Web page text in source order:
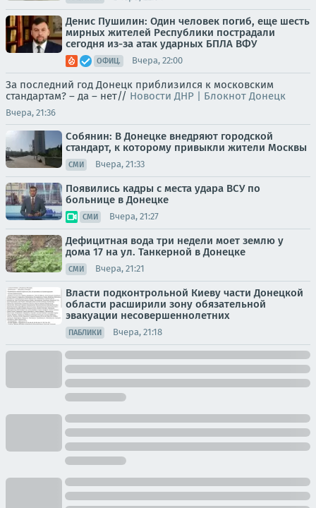
Денис Пушилин: Один человек погиб, еще шесть
мирных жителей Республики пострадали
сегодня из-за атак ударных БПЛА ВФУ
ОФИЦ. Вчера, 22:00
За последний год Донецк приблизился к московским
стандартам? – да – нет// Новости ДНР | Блокнот Донецк
Вчера, 21:36
Собянин: В Донецке внедряют городской
стандарт, к которому привыкли жители Москвы
СМИ Вчера, 21:33
Появились кадры с места удара ВСУ по
больнице в Донецке
СМИ Вчера, 21:27
Дефицитная вода три недели моет землю у
дома 17 на ул. Танкерной в Донецке
СМИ Вчера, 21:21
Власти подконтрольной Киеву части Донецкой
области расширили зону обязательной
эвакуации несовершеннолетних
ПАБЛИКИ Вчера, 21:18